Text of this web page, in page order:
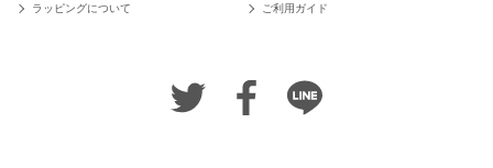
ラッピングについて ご利用ガイド